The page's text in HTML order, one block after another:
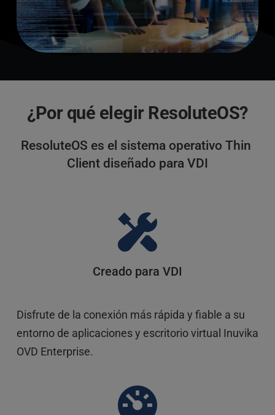
¿Por qué elegir ResoluteOS?
ResoluteOS es el sistema operativo Thin
Client diseñado para VDI
Creado para VDI
Disfrute de la conexión más rápida y fiable a su
entorno de aplicaciones y escritorio virtual Inuvika
OVD Enterprise.